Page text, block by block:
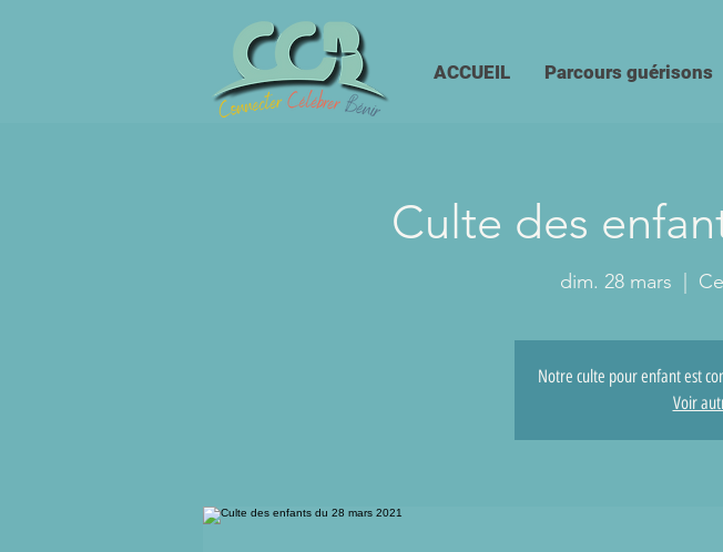
ACCUEIL Parcours guérisons
Culte des
dim. 28 mars
Notre culte pour enfant est
Voir